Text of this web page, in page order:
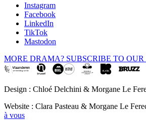
Instagram
Facebook
LinkedIn
TikTok
Mastodon
MORE DRAMA? SUBSCRIBE TO OUR
Design : Chloé Delchini & Morgane Le
Website : Clara Pasteau & Morgane Le
à vous